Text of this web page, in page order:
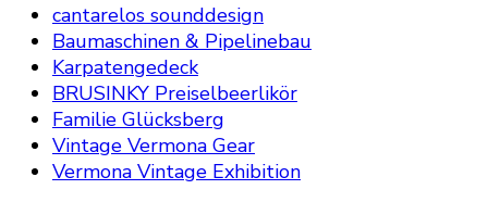
cantarelos sounddesign
Baumaschinen & Pipelinebau
Karpatengedeck
BRUSINKY Preiselbeerlikör
Familie Glücksberg
Vintage Vermona Gear
Vermona Vintage Exhibition